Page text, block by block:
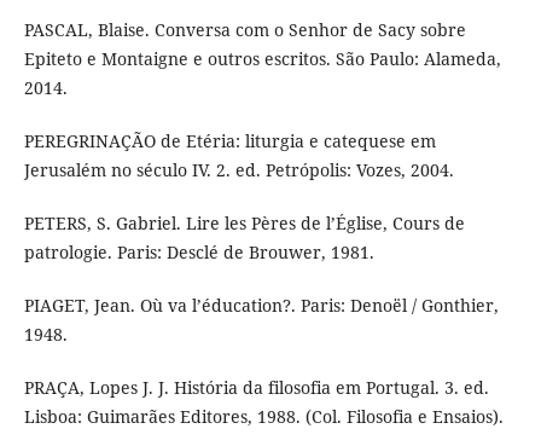
PASCAL, Blaise. Conversa com o Senhor de Sacy sobre
Epiteto e Montaigne e outros escritos. São Paulo: Alameda,
2014.
PEREGRINAÇÃO de Etéria: liturgia e catequese em
Jerusalém no século IV. 2. ed. Petrópolis: Vozes, 2004.
PETERS, S. Gabriel. Lire les Pères de l’Église, Cours de
patrologie. Paris: Desclé de Brouwer, 1981.
PIAGET, Jean. Où va l’éducation?. Paris: Denoël / Gonthier,
1948.
PRAÇA, Lopes J. J. História da filosofia em Portugal. 3. ed.
Lisboa: Guimarães Editores, 1988. (Col. Filosofia e Ensaios).